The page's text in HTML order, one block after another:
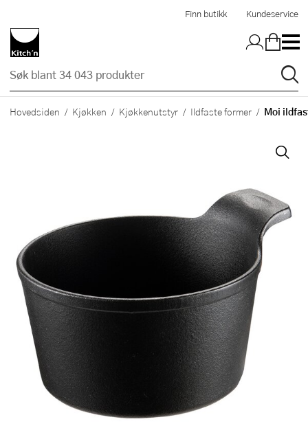
Finn butikk Kundeservice
Hovedsiden Kjøkken Kjøkkenutstyr Ildfaste former Moi